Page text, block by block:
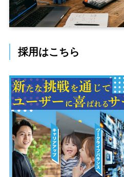
採用はこちら